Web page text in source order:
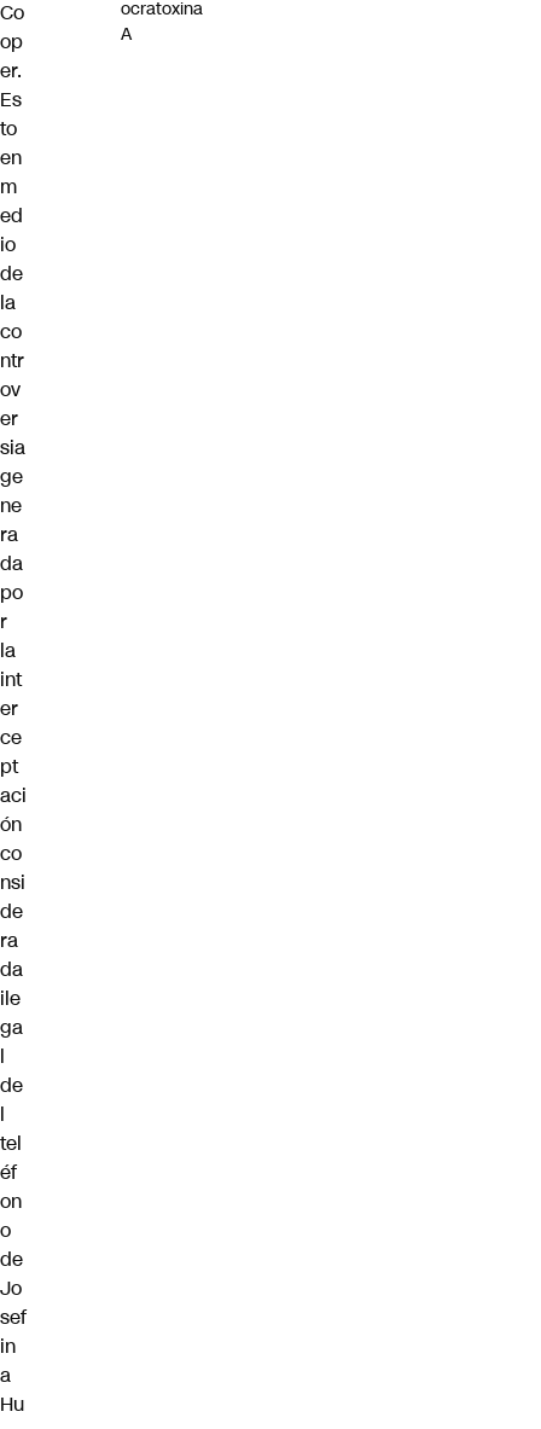
Co
op
er.
Es
to
en
m
ed
io
de
la
co
ntr
ov
er
sia
ge
ne
ra
da
po
r
la
int
er
ce
pt
aci
ón
co
nsi
de
ra
da
ile
ga
l
de
l
tel
éf
on
o
de
Jo
sef
in
a
Hu
ocratoxina
A